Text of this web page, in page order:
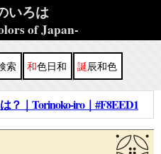
いろは
of Japan-
索 和色日和 誕辰和色
？｜Torinoko-iro｜#F8EED1